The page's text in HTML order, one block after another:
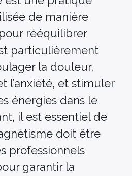
de manière
rééquilibrer
particulièrement
la douleur,
l’anxiété, et stimuler
énergies dans le
il est essentiel de
doit être
professionnels
garantir la